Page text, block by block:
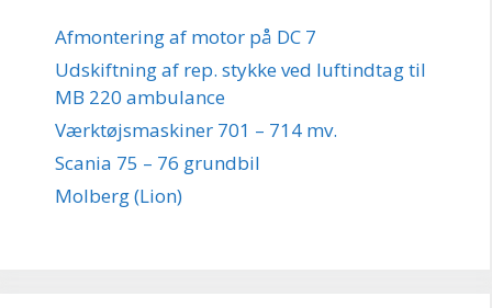
Afmontering af motor på DC 7
Udskiftning af rep. stykke ved luftindtag til
MB 220 ambulance
Værktøjsmaskiner 701 – 714 mv.
Scania 75 – 76 grundbil
Molberg (Lion)